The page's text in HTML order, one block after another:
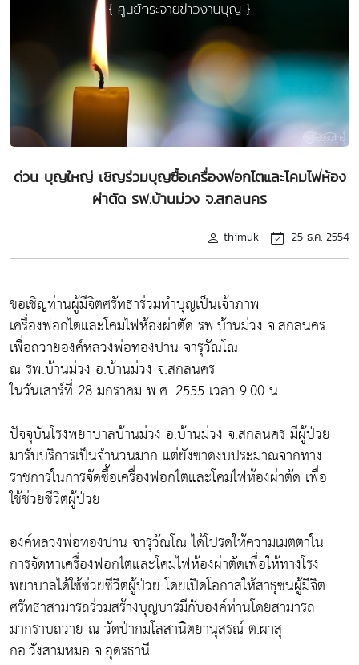
ด่วน บุญใหญ่ เชิญร่วมบุญซื้อเครื่องฟอกไตและโคมไฟห้อง
ผ่าตัด รพ.บ้านม่วง จ.สกลนคร
thimuk 25 ธ.ค. 2554
ขอเชิญท่านผู้มีจิตศรัทธาร่วมทำบุญเป็นเจ้าภาพ
เครื่องฟอกไตและโคมไฟห้องผ่าตัด รพ.บ้านม่วง จ.สกลนคร
เพื่อถวายองค์หลวงพ่อทองปาน จารุวัณโณ
ณ รพ.บ้านม่วง อ.บ้านม่วง จ.สกลนคร
ในวันเสาร์ที่ 28 มกราคม พ.ศ. 2555 เวลา 9.00 น.
ปัจจุบันโรงพยาบาลบ้านม่วง อ.บ้านม่วง จ.สกลนคร มีผู้ป่วย
มารับบริการเป็นจำนวนมาก แต่ยังขาดงบประมาณจากทาง
ราชการในการจัดซื้อเครื่องฟอกไตและโคมไฟห้องผ่าตัด เพื่อ
ใช้ช่วยชีวิตผู้ป่วย
องค์หลวงพ่อทองปาน จารุวัณโณ ได้โปรดให้ความเมตตาใน
การจัดหาเครื่องฟอกไตและโคมไฟห้องผ่าตัดเพื่อให้ทางโรง
พยาบาลได้ใช้ช่วยชีวิตผู้ป่วย โดยเปิดโอกาสให้สาธุชนผู้มีจิต
ศรัทธาสามารถร่วมสร้างบุญบารมีกับองค์ท่านโดยสามารถ
มากราบถวาย ณ วัดป่ากมโลสานิตยานุสรณ์ ต.ผาสุ
กอ.วังสามหมอ จ.อุดรธานี